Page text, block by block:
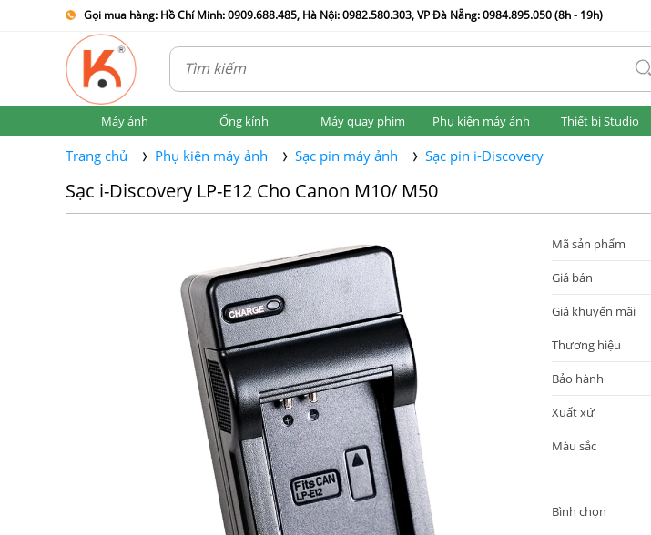
Gọi mua hàng: Hồ Chí Minh: 0909.688.485, Hà Nội: 0982.580.303, VP Đà Nẵng: 0984.895.050 (8h - 19h)
tlk
Máy ảnh Ống kính Máy quay phim Phụ kiện máy ảnh Thiết bị Studio
Trang chủ Phụ kiện máy ảnh Sạc pin máy ảnh Sạc pin i-Discovery
Sạc i-Discovery LP-E12 Cho Canon M10/ M50
Mã sản phẩm
Giá bán
Giá khuyến mãi
Thương hiệu
Bảo hành
Xuất xứ
Màu sắc
Bình chọn